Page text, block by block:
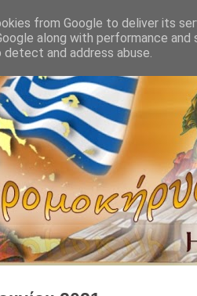
from Google to deliver its
along with performance
and address abuse.